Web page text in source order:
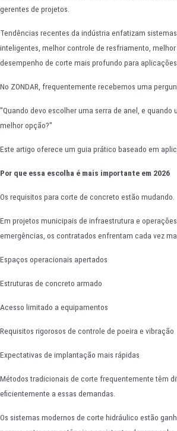
gerentes de projetos.
Tendências recentes da indústria enfatizam
inteligentes, melhor controle de resfriamento, melhor
desempenho de corte mais profundo para
No ZONDAR, frequentemente recebemos uma
"Quando devo escolher uma serra de anel, e quando
melhor opção?"
Este artigo oferece um guia prático baseado em
Por que essa escolha é mais importante em 2026
Os requisitos para corte de concreto estão mudando.
Em projetos municipais de infraestrutura e
emergências, os contratados enfrentam cada vez
Espaços operacionais apertados
Estruturas de concreto armado
Acesso limitado a equipamentos
Requisitos rigorosos de controle de poeira e vibração
Expectativas de implantação mais rápidas
Métodos tradicionais de corte frequentemente têm
eficientemente a essas demandas.
Os sistemas modernos de corte hidráulico estão